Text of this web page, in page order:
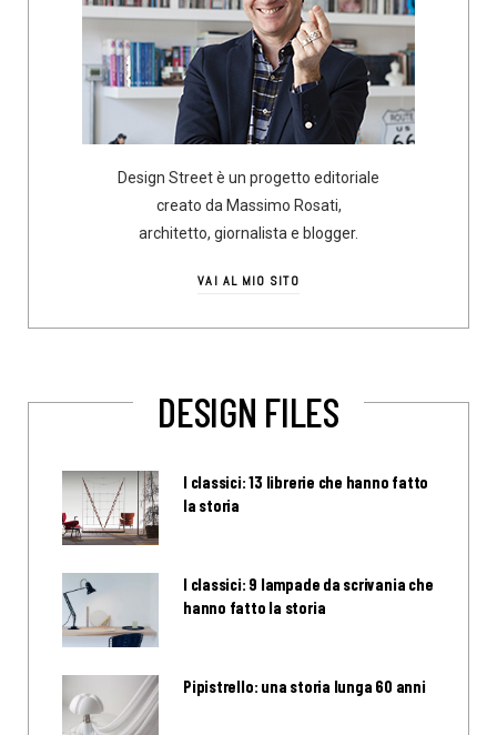
Design Street è un progetto editoriale
creato da Massimo Rosati,
architetto, giornalista e blogger.
VAI AL MIO SITO
DESIGN FILES
I classici: 13 librerie che hanno fatto
la storia
I classici: 9 lampade da scrivania che
hanno fatto la storia
Pipistrello: una storia lunga 60 anni